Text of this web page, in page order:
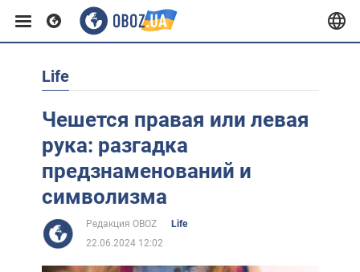
Европа
США
Азия
Африка
Life
Чешется правая или левая
рука: разгадка
предзнаменований и
символизма
Редакция OBOZ
Life
22.06.2024 12:02